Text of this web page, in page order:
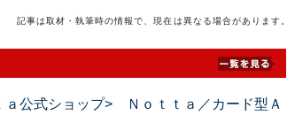
記事は取材・執筆時の情報で、現在は異なる場合があります。
公式ショップ> Ｎｏｔｔａ／カード型Ａ